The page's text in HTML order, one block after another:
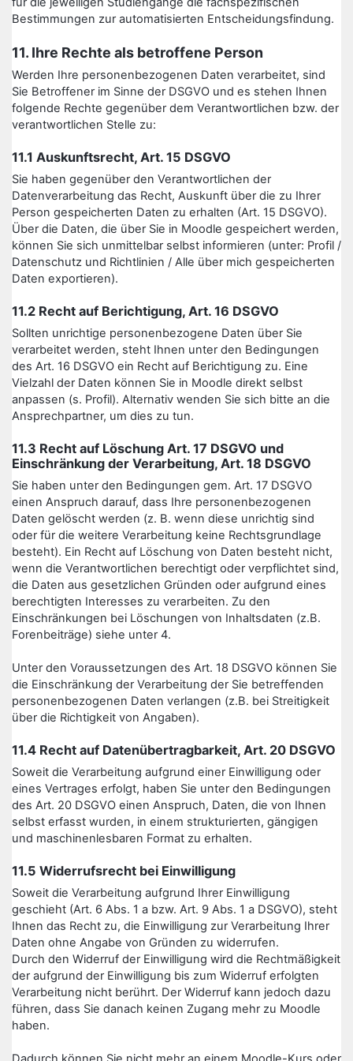
Bestimmungen zur automatisierten Entscheidungsfindung.
11. Ihre Rechte als betroffene Person
Werden Ihre personenbezogenen Daten verarbeitet, sind
Sie Betroffener im Sinne der DSGVO und es stehen Ihnen
folgende Rechte gegenüber dem Verantwortlichen bzw. der
verantwortlichen Stelle zu:
11.1 Auskunftsrecht, Art. 15 DSGVO
Sie haben gegenüber den Verantwortlichen der
Datenverarbeitung das Recht, Auskunft über die zu Ihrer
Person gespeicherten Daten zu erhalten (Art. 15 DSGVO).
Über die Daten, die über Sie in Moodle gespeichert werden,
können Sie sich unmittelbar selbst informieren (unter: Profil /
Datenschutz und Richtlinien / Alle über mich gespeicherten
Daten exportieren).
11.2 Recht auf Berichtigung, Art. 16 DSGVO
Sollten unrichtige personenbezogene Daten über Sie
verarbeitet werden, steht Ihnen unter den Bedingungen
des Art. 16 DSGVO ein Recht auf Berichtigung zu. Eine
Vielzahl der Daten können Sie in Moodle direkt selbst
anpassen (s. Profil). Alternativ wenden Sie sich bitte an die
Ansprechpartner, um dies zu tun.
11.3 Recht auf Löschung Art. 17 DSGVO und
Einschränkung der Verarbeitung, Art. 18 DSGVO
Sie haben unter den Bedingungen gem. Art. 17 DSGVO
einen Anspruch darauf, dass Ihre personenbezogenen
Daten gelöscht werden (z. B. wenn diese unrichtig sind
oder für die weitere Verarbeitung keine Rechtsgrundlage
besteht). Ein Recht auf Löschung von Daten besteht nicht,
wenn die Verantwortlichen berechtigt oder verpflichtet sind,
die Daten aus gesetzlichen Gründen oder aufgrund eines
berechtigten Interesses zu verarbeiten. Zu den
Einschränkungen bei Löschungen von Inhaltsdaten (z.B.
Forenbeiträge) siehe unter 4.
Unter den Voraussetzungen des Art. 18 DSGVO können Sie
die Einschränkung der Verarbeitung der Sie betreffenden
personenbezogenen Daten verlangen (z.B. bei Streitigkeit
über die Richtigkeit von Angaben).
11.4 Recht auf Datenübertragbarkeit, Art. 20 DSGVO
Soweit die Verarbeitung aufgrund einer Einwilligung oder
eines Vertrages erfolgt, haben Sie unter den Bedingungen
des Art. 20 DSGVO einen Anspruch, Daten, die von Ihnen
selbst erfasst wurden, in einem strukturierten, gängigen
und maschinenlesbaren Format zu erhalten.
11.5 Widerrufsrecht bei Einwilligung
Soweit die Verarbeitung aufgrund Ihrer Einwilligung
geschieht (Art. 6 Abs. 1 a bzw. Art. 9 Abs. 1 a DSGVO), steht
Ihnen das Recht zu, die Einwilligung zur Verarbeitung Ihrer
Daten ohne Angabe von Gründen zu widerrufen.
Durch den Widerruf der Einwilligung wird die Rechtmäßigkeit
der aufgrund der Einwilligung bis zum Widerruf erfolgten
Verarbeitung nicht berührt. Der Widerruf kann jedoch dazu
führen, dass Sie danach keinen Zugang mehr zu Moodle
haben.